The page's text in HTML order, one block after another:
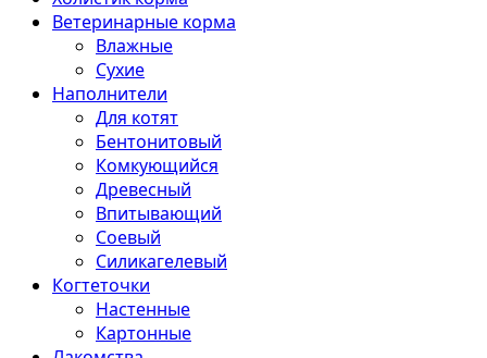
Ветеринарные корма
Влажные
Сухие
Наполнители
Для котят
Бентонитовый
Комкующийся
Древесный
Впитывающий
Соевый
Силикагелевый
Когтеточки
Настенные
Картонные